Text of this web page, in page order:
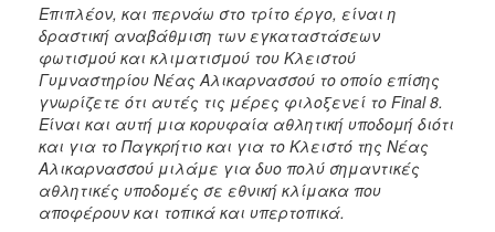
Επιπλέον, και περνάω στο τρίτο έργο, είναι η
δραστική αναβάθμιση των εγκαταστάσεων
φωτισμού και κλιματισμού του Κλειστού
Γυμναστηρίου Νέας Αλικαρνασσού το οποίο επίσης
γνωρίζετε ότι αυτές τις μέρες φιλοξενεί το Final 8.
Είναι και αυτή μια κορυφαία αθλητική υποδομή διότι
και για το Παγκρήτιο και για το Κλειστό της Νέας
Αλικαρνασσού μιλάμε για δυο πολύ σημαντικές
αθλητικές υποδομές σε εθνική κλίμακα που
αποφέρουν και τοπικά και υπερτοπικά.